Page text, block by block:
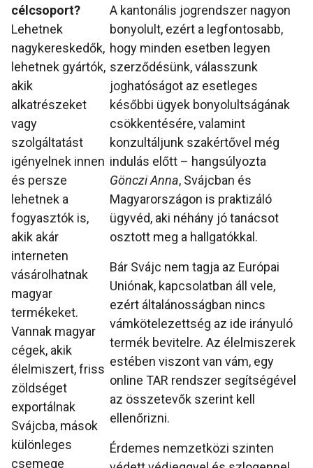
A kantonális jogrendszer nagyon
bonyolult, ezért a legfontosabb,
hogy minden esetben legyen
szerződésünk, válasszunk
joghatóságot az esetleges
későbbi ügyek bonyolultságának
csökkentésére, valamint
konzultáljunk szakértővel még
indulás előtt – hangsúlyozta
Gönczi Anna, Svájcban és
Magyarországon is praktizáló
ügyvéd, aki néhány jó tanácsot
osztott meg a hallgatókkal.
Bár Svájc nem tagja az Európai
Uniónak, kapcsolatban áll vele,
ezért általánosságban nincs
vámkötelezettség az ide irányuló
termék bevitelre. Az élelmiszerek
estében viszont van vám, egy
online TAR rendszer segítségével
az összetevők szerint kell
ellenőrizni.
Érdemes nemzetközi szinten
célcsoport?
Lehetnek
nagykereskedők,
lehetnek gyártók,
akik
alkatrészeket
vagy
szolgáltatást
igényelnek innen
és persze
lehetnek a
fogyasztók is,
akik akár
interneten
vásárolhatnak
magyar
termékeket.
Vannak magyar
cégek, akik
élelmiszert, friss
zöldséget
exportálnak
Svájcba, mások
különleges
csemege